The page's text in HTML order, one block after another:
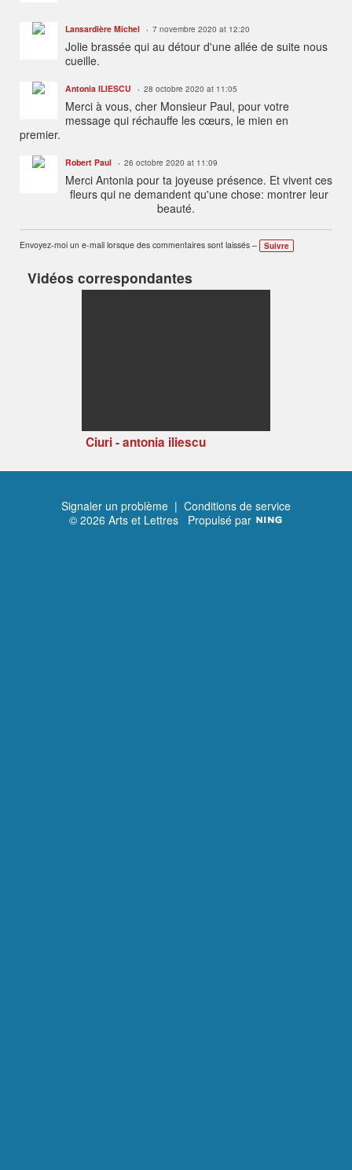
Lansardière Michel 7 novembre 2020 at 12:20
Jolie brassée qui au détour d'une allée de suite nous
cueille.
Antonia ILIESCU 28 octobre 2020 at 11:05
Merci à vous, cher Monsieur Paul, pour votre
message qui réchauffe les cœurs, le mien en
premier.
Robert Paul 26 octobre 2020 at 11:09
Merci Antonia pour ta joyeuse présence. Et vivent ces
fleurs qui ne demandent qu'une chose: montrer leur
beauté.
Envoyez-moi un e-mail lorsque des commentaires sont laissés – Suivre
Vidéos correspondantes
Ciuri - antonia iliescu
Signaler un problème | Conditions de service
© 2026 Arts et Lettres Propulsé par